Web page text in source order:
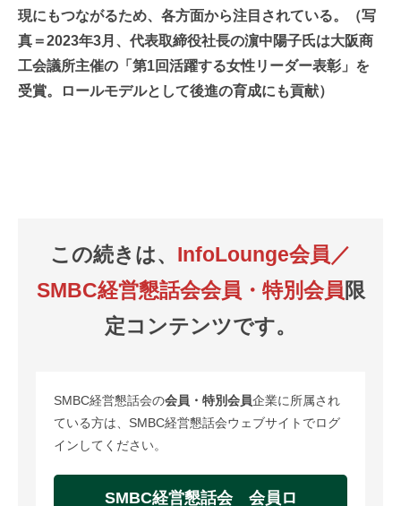
現にもつながるため、各方面から注目されている。（写
真＝2023年3月、代表取締役社長の濵中陽子氏は大阪商
工会議所主催の「第1回活躍する女性リーダー表彰」を
受賞。ロールモデルとして後進の育成にも貢献）
この続きは、 InfoLounge会員／
SMBC経営懇話会会員・特別会員 限
定コンテンツです。
SMBC経営懇話会の会員・特別会員企業に所属され
ている方は、SMBC経営懇話会ウェブサイトでログ
インしてください。
SMBC経営懇話会 会員ロ